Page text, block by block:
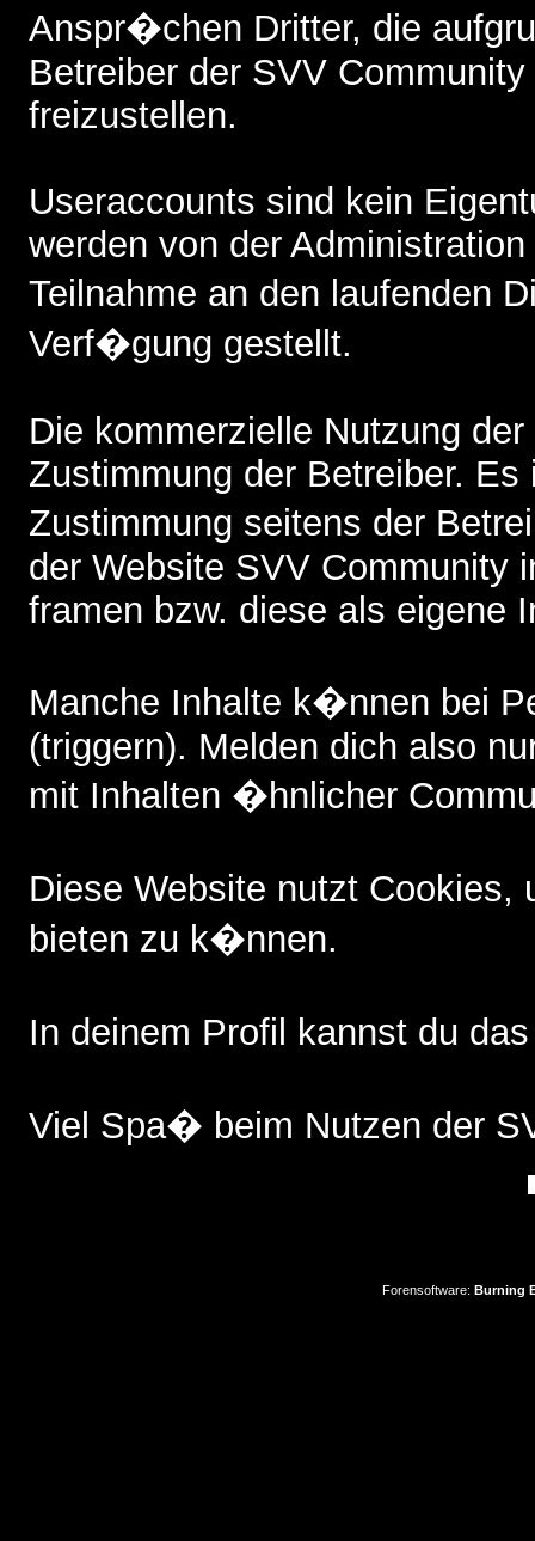
Anspr�chen Dritter, die
Betreiber der SVV
freizustellen.
Useraccounts sind kein
werden von der
Teilnahme an den laufenden
Verf�gung gestellt.
Die kommerzielle Nutzung
Zustimmung der Betreiber.
Zustimmung seitens der
der Website SVV Community
framen bzw. diese als eigene
Manche Inhalte k�nnen bei
(triggern). Melden dich also
mit Inhalten �hnlicher
Diese Website nutzt
bieten zu k�nnen.
In deinem Profil kannst du
Viel Spa� beim Nutzen der
Forensoftware: Burning